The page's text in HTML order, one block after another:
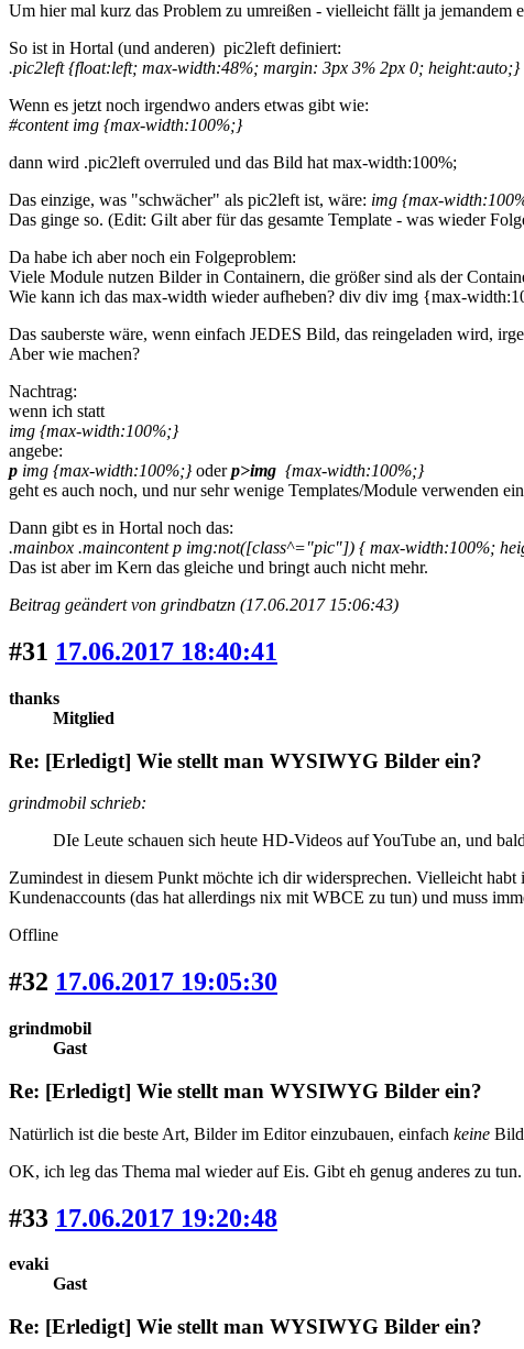
Um hier mal kurz das Problem zu umreißen - vielleicht fällt ja jemandem
So ist in Hortal (und anderen) pic2left definiert:
.pic2left {float:left; max-width:48%; margin: 3px 3% 2px 0; height:auto;}
Wenn es jetzt noch irgendwo anders etwas gibt wie:
#content img {max-width:100%;}
dann wird .pic2left overruled und das Bild hat max-width:100%;
Das einzige, was "schwächer" als pic2left ist, wäre: img {max-
Das ginge so. (Edit: Gilt aber für das gesamte Template - was wieder
Da habe ich aber noch ein Folgeproblem:
Viele Module nutzen Bilder in Containern, die größer sind als der
Wie kann ich das max-width wieder aufheben? div div img {max-
Das sauberste wäre, wenn einfach JEDES Bild, das reingeladen wird,
Aber wie machen?
Nachtrag:
wenn ich statt
img {max-width:100%;}
angebe:
p img {max-width:100%;}oderp>img {max-width:100%;}
geht es auch noch, und nur sehr wenige Templates/Module verwenden
Dann gibt es in Hortal noch das:
.mainbox .maincontent p img:not([class^="pic"]) { max-width:100%;
Das ist aber im Kern das gleiche und bringt auch nicht mehr.
Beitrag geändert von grindbatzn (17.06.2017 15:06:43)
#31 17.06.2017 18:40:41
thanks
Mitglied
Re: [Erledigt] Wie stellt man WYSIWYG Bilder ein?
grindmobil schrieb:
DIe Leute schauen sich heute HD-Videos auf YouTube an, und
Zumindest in diesem Punkt möchte ich dir widersprechen. Vielleicht
Kundenaccounts (das hat allerdings nix mit WBCE zu tun) und muss
Offline
#32 17.06.2017 19:05:30
grindmobil
Gast
Re: [Erledigt] Wie stellt man WYSIWYG Bilder ein?
Natürlich ist die beste Art, Bilder im Editor einzubauen, einfach keine
OK, ich leg das Thema mal wieder auf Eis. Gibt eh genug anderes zu tun.
#33 17.06.2017 19:20:48
evaki
Gast
Re: [Erledigt] Wie stellt man WYSIWYG Bilder ein?